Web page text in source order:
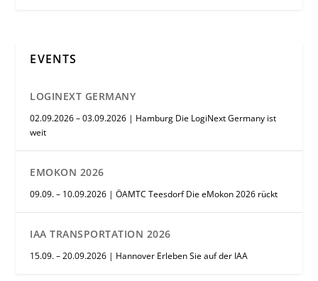
EVENTS
LOGINEXT GERMANY
02.09.2026 – 03.09.2026 | Hamburg Die LogiNext Germany ist
weit
EMOKON 2026
09.09. – 10.09.2026 | ÖAMTC Teesdorf Die eMokon 2026 rückt
IAA TRANSPORTATION 2026
15.09. – 20.09.2026 | Hannover Erleben Sie auf der IAA